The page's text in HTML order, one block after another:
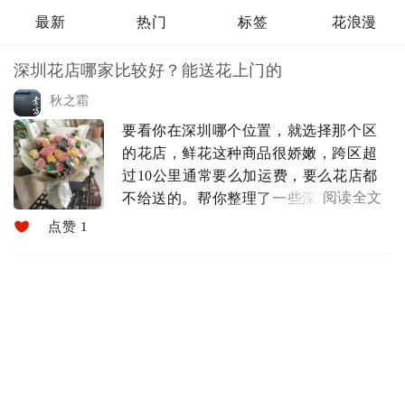
最新 热门 标签 花浪漫
深圳花店哪家比较好？能送花上门的
秋之霜
要看你在深圳哪个位置，就选择那个区
的花店，鲜花这种商品很娇嫩，跨区超
过10公里通常要么加运费，要么花店都
不给送的。帮你整理了一些深圳各区的
阅读全文
点赞 1